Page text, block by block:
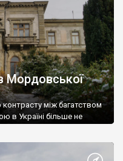
Мордовської
між багатством
в Україні більше не